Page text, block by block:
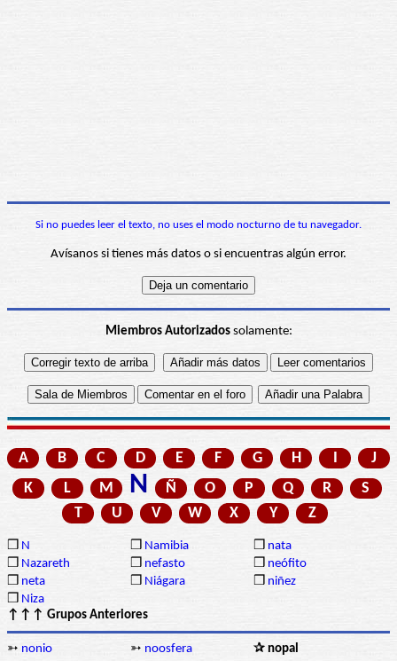
Si no puedes leer el texto, no uses el modo nocturno de tu navegador.
Avísanos si tienes más datos o si encuentras algún error.
Miembros Autorizadossolamente:
A B C D E F G H I
J
K
L M N Ñ O P Q R
S
T
U V W X Y Z
❒ N ❒ Namibia ❒ nata
❒ Nazareth ❒ nefasto ❒ neófito
❒ neta ❒ Niágara ❒ niñez
❒ Niza
↑↑↑ Grupos Anteriores
➳ nonio ➳ noosfera
✰ nopal